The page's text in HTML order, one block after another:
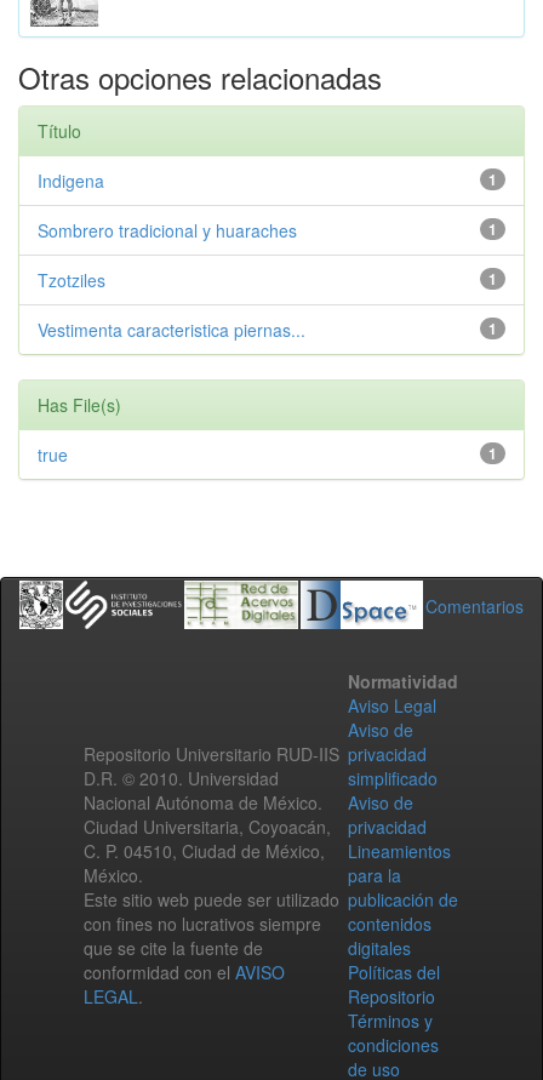
Otras opciones relacionadas
Título
1
Indigena
1
Sombrero tradicional y huaraches
1
Tzotziles
1
Vestimenta caracteristica piernas...
Has File(s)
1
true
Comentarios
Repositorio Universitario RUD-IIS
D.R. © 2010. Universidad
Nacional Autónoma de México.
Ciudad Universitaria, Coyoacán,
C. P. 04510, Ciudad de México,
México.
Este sitio web puede ser utilizado
con fines no lucrativos siempre
que se cite la fuente de
conformidad con el AVISO
LEGAL.
Normatividad
Aviso Legal
Aviso de
privacidad
simplificado
Aviso de
privacidad
Lineamientos
para la
publicación de
contenidos
digitales
Políticas del
Repositorio
Términos y
condiciones
de uso